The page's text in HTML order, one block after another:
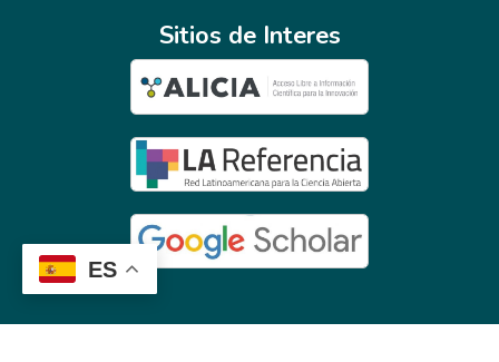
ES
Sitios de Interes